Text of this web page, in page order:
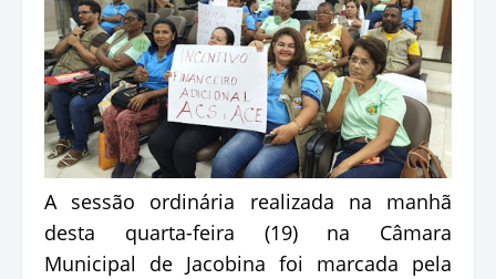
A sessão ordinária realizada na manhã
desta quarta-feira (19) na Câmara
Municipal de Jacobina foi marcada pela